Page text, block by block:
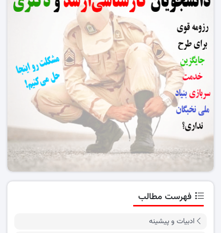
فهرست مطالب
ادبیات و پیشینه